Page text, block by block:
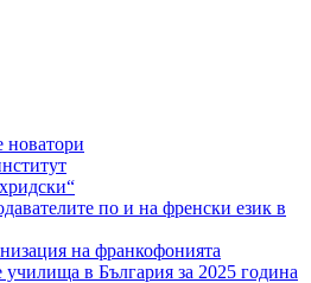
новатори
по и на френски език в
на франкофонията
в България за 2025 година